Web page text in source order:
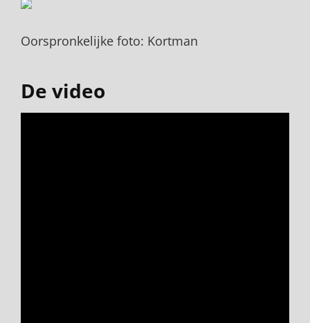
Oorspronkelijke foto: Kortman
De video